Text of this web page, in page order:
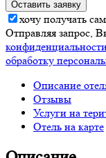
хочу получать
Отправляя запрос,
обработку
Описание
Отзывы
Услуги на
Отель на карте